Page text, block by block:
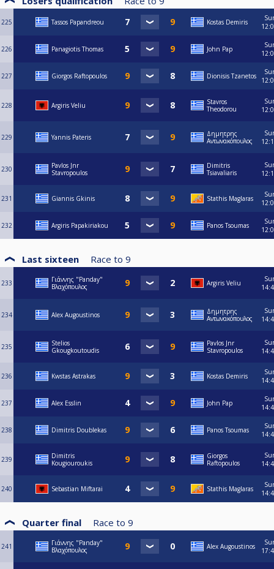
225 Tassos Papandreou Kostas Demiris
226 Panagiotis Thomas John Pap
227 Giorgos Raftopoulos Dionisis Tzanetos
228 Argiris Veliu
Stavros
Theodorou
229 Yannis Pateris
Δημητρης
Αντωνακόπουλος
230
Pavlos Jnr
Stavropoulos
Dimitris
Tsiavaliaris
231 Giannis Gkinis Stathis Maglaras
232 Argiris Papakiriakou Panos Tsoumas
Last sixteen Race to 9
233
Γιάννης "Panday"
Βλαχόπουλος
Argiris Veliu
234 Alex Augoustinos
Δημητρης
Αντωνακόπουλος
235
Stelios
Gkougkoutoudis
Pavlos Jnr
Stavropoulos
236 Kwstas Astrakas Kostas Demiris
237 Alex Esslin John Pap
238 Dimitris Doublekas Panos Tsoumas
239
Dimitris
Kougiouroukis
Giorgos
Raftopoulos
240 Sebastian Miftarai Stathis Maglaras
Quarter final Race to 9
241
Γιάννης "Panday"
Βλαχόπουλος
Alex Augoustinos